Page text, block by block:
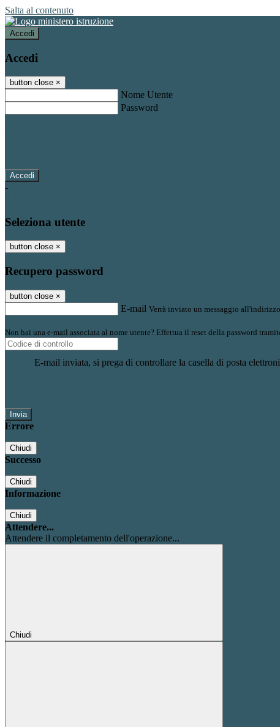
Salta al contenuto
Accedi
Accedi
button close ×
Nome Utente
Password
-
Seleziona utente
button close ×
Recupero password
button close ×
E-mail Verrà inviato un messaggio
Non hai una e-mail associata al nome utente? Effettua il reset della password
E-mail inviata, si prega di controllare la casella di posta
Errore
Chiudi
Successo
Chiudi
Informazione
Chiudi
Attendere...
Attendere il completamento dell'operazione...
Chiudi